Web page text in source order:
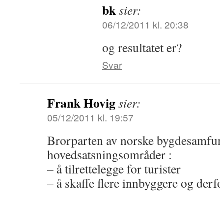
bksier:
06/12/2011 kl. 20:38
og resultatet er?
Svar
Frank Hovigsier:
05/12/2011 kl. 19:57
Brorparten av norske
hovedsatsningsområder :
– å tilrettelegge for turister
– å skaffe flere innbyggere og